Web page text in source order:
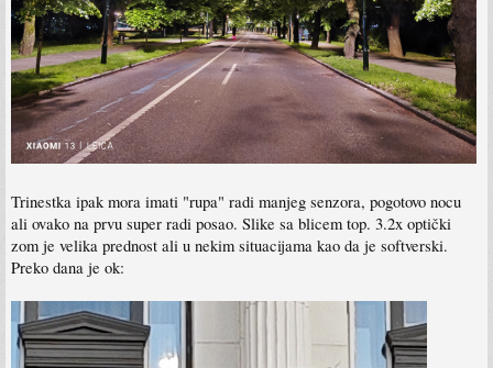
Trinestka ipak mora imati "rupa" radi manjeg senzora, pogotovo nocu
ali ovako na prvu super radi posao. Slike sa blicem top. 3.2x optički
zom je velika prednost ali u nekim situacijama kao da je softverski.
Preko dana je ok: